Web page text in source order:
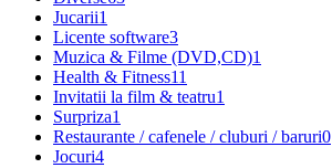
Jucarii1
Licente software3
Muzica & Filme (DVD,CD)1
Health & Fitness11
Invitatii la film & teatru1
Surpriza1
Restaurante / cafenele / cluburi / baruri0
Jocuri4